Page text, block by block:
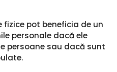
fizice pot beneficia de un
personale dacă ele
persoane sau dacă sunt